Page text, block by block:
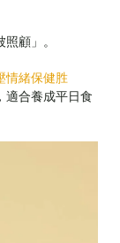
顧」。
情緒保健胜
適合養成平日食